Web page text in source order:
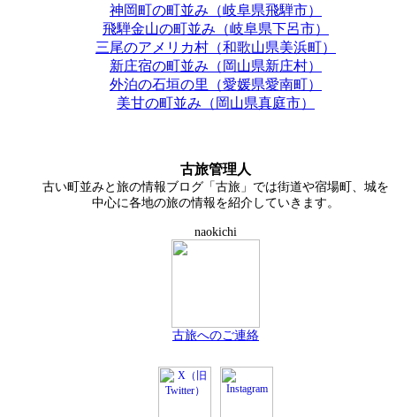
神岡町の町並み（岐阜県飛騨市）
飛騨金山の町並み（岐阜県下呂市）
三尾のアメリカ村（和歌山県美浜町）
新庄宿の町並み（岡山県新庄村）
外泊の石垣の里（愛媛県愛南町）
美甘の町並み（岡山県真庭市）
古旅管理人
古い町並みと旅の情報ブログ「古旅」では街道や宿場町、城を
中心に各地の旅の情報を紹介していきます。
naokichi
古旅へのご連絡